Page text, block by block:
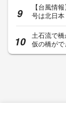
【台風情
号は北日
土石流で
仮の橋が